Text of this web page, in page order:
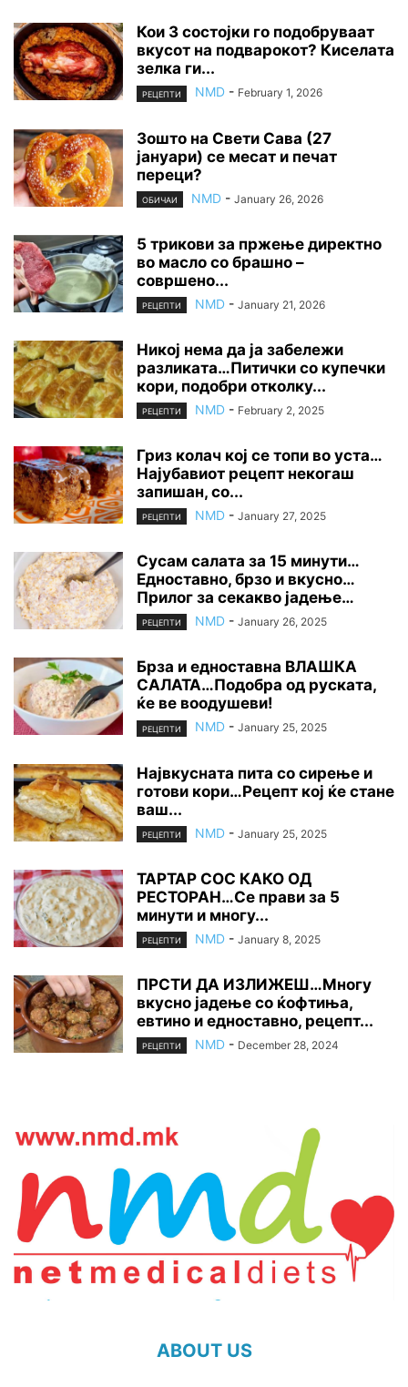
Кои 3 состојки го подобруваат
вкусот на подварокот? Киселата
зелка ги...
РЕЦЕПТИ NMD - February 1, 2026
Зошто на Свети Сава (27
јануари) се месат и печат
переци?
ОБИЧАИ NMD - January 26, 2026
5 трикови за пржење директно
во масло со брашно –
совршено...
РЕЦЕПТИ NMD - January 21, 2026
Никој нема да ја забележи
разликата…Питички со купечки
кори, подобри отколку...
РЕЦЕПТИ NMD - February 2, 2025
Гриз колач кој се топи во уста…
Најубавиот рецепт некогаш
запишан, со...
РЕЦЕПТИ NMD - January 27, 2025
Сусам салата за 15 минути…
Едноставно, брзо и вкусно…
Прилог за секакво јадење…
РЕЦЕПТИ NMD - January 26, 2025
Брза и едноставна ВЛАШКА
САЛАТА…Подобра од руската,
ќе ве воодушеви!
РЕЦЕПТИ NMD - January 25, 2025
Највкусната пита со сирење и
готови кори…Рецепт кој ќе стане
ваш...
РЕЦЕПТИ NMD - January 25, 2025
ТАРТАР СОС КАКО ОД
РЕСТОРАН…Се прави за 5
минути и многу...
РЕЦЕПТИ NMD - January 8, 2025
ПРСТИ ДА ИЗЛИЖЕШ…Многу
вкусно јадење со ќофтиња,
евтино и едноставно, рецепт...
РЕЦЕПТИ NMD - December 28, 2024
ABOUT US